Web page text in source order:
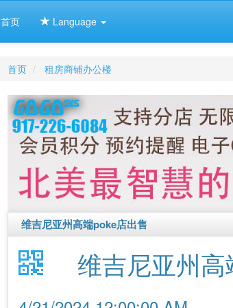
首页 Language
首页 租房商铺办公楼
维吉尼亚州高端poke店出售
维吉尼亚州